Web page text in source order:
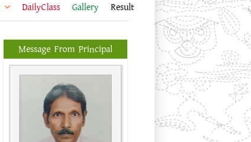
DailyClass Gallery Result
Message From Principal